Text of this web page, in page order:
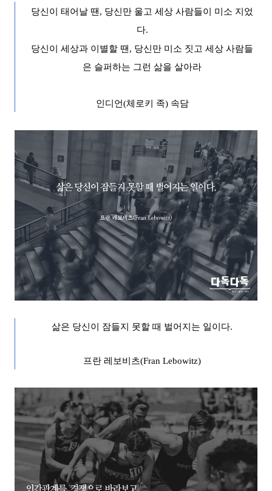
당신이 태어날 땐, 당신만 울고 세상 사람들이 미소 지었
다.
당신이 세상과 이별할 땐, 당신만 미소 짓고 세상 사람들
은 슬퍼하는 그런 삶을 살아라
인디언(체로키 족) 속담
삶은 당신이 잠들지 못할 때 벌어지는 일이다.
프란 레보비츠(Fran Lebowitz)